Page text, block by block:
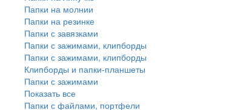
Папки на молнии
Папки на резинке
Папки с завязками
Папки с зажимами, клипборды
Папки с зажимами, клипборды
Клипборды и папки-планшеты
Папки с зажимами
Показать все
Папки с файлами, портфели